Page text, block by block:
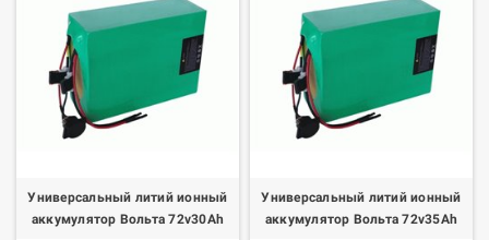
Универсальный литий ионный
аккумулятор Вольта 72v30Ah
Универсальный литий ионный
аккумулятор Вольта 72v35Ah